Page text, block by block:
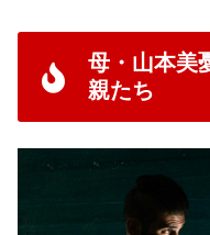
母・山本美
親たち